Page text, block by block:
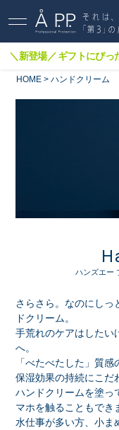
＼新登場／ ギフトにぴっ
HOME ハンドクリーム
ハンズエー
さらさら。なのにしっ
ドクリーム。
⼿荒れのケアはしたい
へ。
「べたべたした」質
保湿効果の持続にこだ
ハンドクリームを塗っ
マホを触ることもでき
水仕事が多い方、小ま